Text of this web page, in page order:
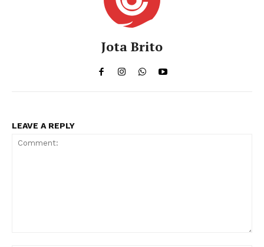
Jota Brito
LEAVE A REPLY